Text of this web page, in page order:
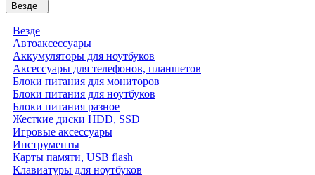
Везде
Везде
Автоаксессуары
Аккумуляторы для ноутбуков
Аксессуары для телефонов, планшетов
Блоки питания для мониторов
Блоки питания для ноутбуков
Блоки питания разное
Жесткие диски HDD, SSD
Игровые аксессуары
Инструменты
Карты памяти, USB flash
Клавиатуры для ноутбуков